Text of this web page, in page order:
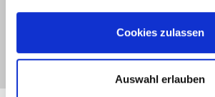
Cookies zulassen
Auswahl erlauben